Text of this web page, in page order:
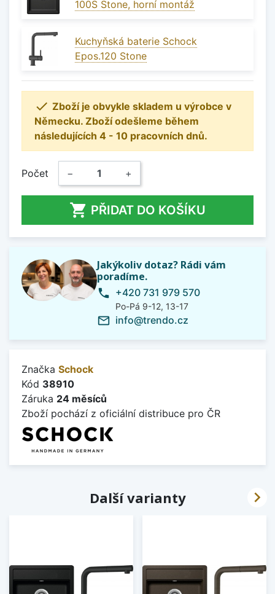
100S Stone, horní montáž
Kuchyňská baterie Schock
Epos.120 Stone
 Zboží je obvykle skladem u výrobce v
Německu. Zboží odešleme během
následujících 4 - 10 pracovních dnů.
Počet − +
 PŘIDAT DO KOŠÍKU
Jakýkoliv dotaz? Rádi vám
poradíme.
phone +420 731 979 570
Po-Pá 9-12, 13-17
mail_outline info@trendo.cz
Značka Schock
Kód 38910
Záruka 24 měsíců
Zboží pochází z oficiální distribuce pro ČR
Další varianty 